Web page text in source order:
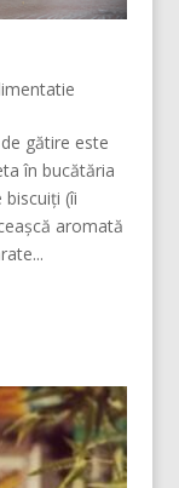
gătire este
în bucătăria
(îi
aromată